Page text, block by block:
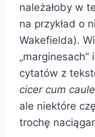
należałoby w
na przykład o
Wakefielda).
„marginesach”
cytatów z
cicer cum caule
ale niektóre
trochę